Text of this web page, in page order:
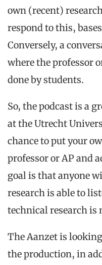
own (recent)
respond to this,
Conversely, a
where the professor
done by students.
So, the podcast is a
at the Utrecht
chance to put your
professor or AP and
goal is that anyone
research is able to
technical researchis
The Aanzet is
the production, in